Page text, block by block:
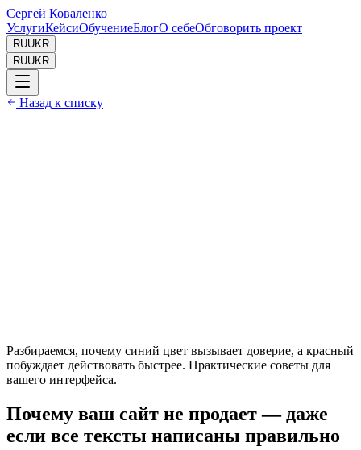
Сергей Коваленко
УслугиКейсиОбучениеБлогО себеОбговорить проект
RUUKR
RUUKR
Назад к списку
Разбираемся, почему синий цвет вызывает доверие, а красный
побуждает действовать быстрее. Практические советы для
вашего интерфейса.
Почему ваш сайт не продает — даже
если все тексты написаны правильно